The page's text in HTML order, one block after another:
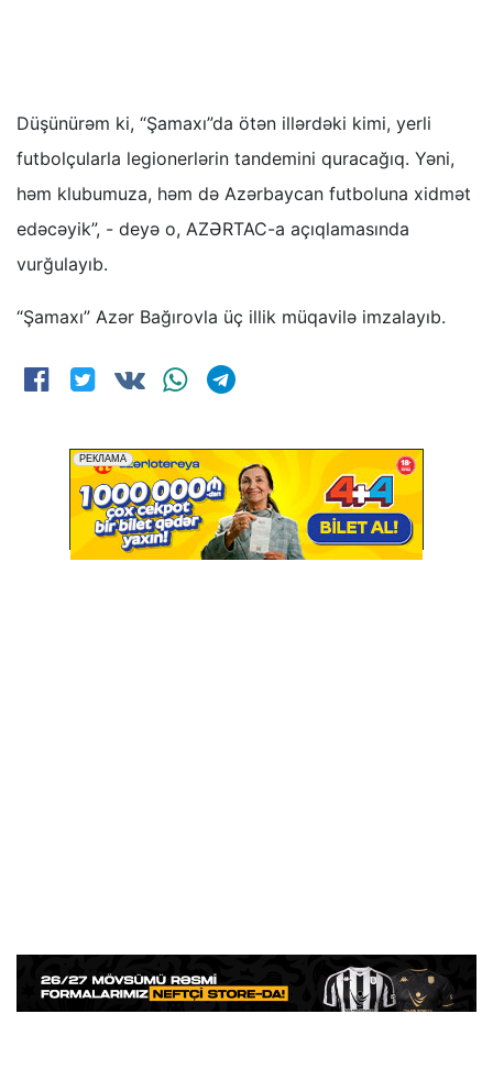
Düşünürəm ki, “Şamaxı”da ötən illərdəki kimi, yerli
futbolçularla legionerlərin tandemini quracağıq. Yəni,
həm klubumuza, həm də Azərbaycan futboluna xidmət
edəcəyik”, - deyə o, AZƏRTAC-a açıqlamasında
vurğulayıb.
“Şamaxı” Azər Bağırovla üç illik müqavilə imzalayıb.